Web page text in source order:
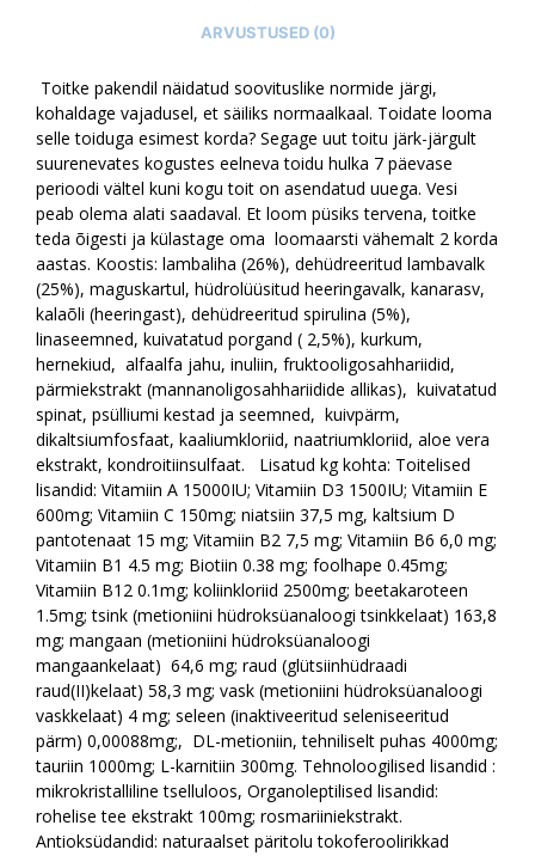
ARVUSTUSED (0)
Toitke pakendil näidatud soovituslike normide järgi,
kohaldage vajadusel, et säiliks normaalkaal. Toidate looma
selle toiduga esimest korda? Segage uut toitu järk-järgult
suurenevates kogustes eelneva toidu hulka 7 päevase
perioodi vältel kuni kogu toit on asendatud uuega. Vesi
peab olema alati saadaval. Et loom püsiks tervena, toitke
teda õigesti ja külastage oma loomaarsti vähemalt 2 korda
aastas. Koostis: lambaliha (26%), dehüdreeritud lambavalk
(25%), maguskartul, hüdrolüüsitud heeringavalk, kanarasv,
kalaõli (heeringast), dehüdreeritud spirulina (5%),
linaseemned, kuivatatud porgand ( 2,5%), kurkum,
hernekiud, alfaalfa jahu, inuliin, fruktooligosahhariidid,
pärmiekstrakt (mannanoligosahhariidide allikas), kuivatatud
spinat, psülliumi kestad ja seemned, kuivpärm,
dikaltsiumfosfaat, kaaliumkloriid, naatriumkloriid, aloe vera
ekstrakt, kondroitiinsulfaat. Lisatud kg kohta: Toitelised
lisandid: Vitamiin A 15000IU; Vitamiin D3 1500IU; Vitamiin E
600mg; Vitamiin C 150mg; niatsiin 37,5 mg, kaltsium D
pantotenaat 15 mg; Vitamiin B2 7,5 mg; Vitamiin B6 6,0 mg;
Vitamiin B1 4.5 mg; Biotiin 0.38 mg; foolhape 0.45mg;
Vitamiin B12 0.1mg; koliinkloriid 2500mg; beetakaroteen
1.5mg; tsink (metioniini hüdroksüanaloogi tsinkkelaat) 163,8
mg; mangaan (metioniini hüdroksüanaloogi
mangaankelaat) 64,6 mg; raud (glütsiinhüdraadi
raud(II)kelaat) 58,3 mg; vask (metioniini hüdroksüanaloogi
vaskkelaat) 4 mg; seleen (inaktiveeritud seleniseeritud
pärm) 0,00088mg;, DL-metioniin, tehniliselt puhas 4000mg;
tauriin 1000mg; L-karnitiin 300mg. Tehnoloogilised lisandid :
mikrokristalliline tselluloos, Organoleptilised lisandid:
rohelise tee ekstrakt 100mg; rosmariiniekstrakt.
Antioksüdandid: naturaalset päritolu tokoferoolirikkad